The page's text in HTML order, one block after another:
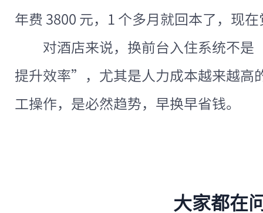
年费 3800 元，1 个多月就回本了，现
对酒店来说，换前台入住系统不
提升效率”，尤其是人力成本越来越高
工操作，是必然趋势，早换早省钱。
大家都在